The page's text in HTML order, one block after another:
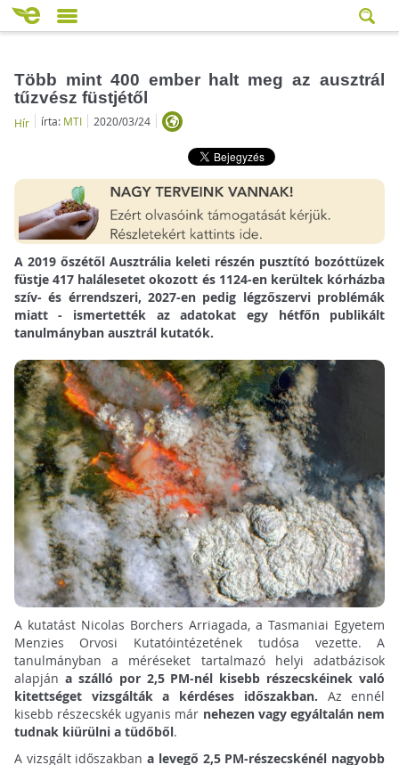
Több mint 400 ember halt meg az ausztrál
tűzvész füstjétől
Hír írta: MTI 2020/03/24
A 2019 őszétől Ausztrália keleti részén pusztító bozóttüzek
füstje 417 halálesetet okozott és 1124-en kerültek kórházba
szív- és érrendszeri, 2027-en pedig légzőszervi problémák
miatt - ismertették az adatokat egy hétfőn publikált
tanulmányban ausztrál kutatók.
A kutatást Nicolas Borchers Arriagada, a Tasmaniai Egyetem
Menzies Orvosi Kutatóintézetének tudósa vezette. A
tanulmányban a méréseket tartalmazó helyi adatbázisok
alapján a szálló por 2,5 PM-nél kisebb részecskéinek való
kitettséget vizsgálták a kérdéses időszakban. Az ennél
kisebb részecskék ugyanis már nehezen vagy egyáltalán nem
tudnak kiürülni a tüdőből.
A vizsgált időszakbana levegő 2,5 PM-részecskénél nagyobb